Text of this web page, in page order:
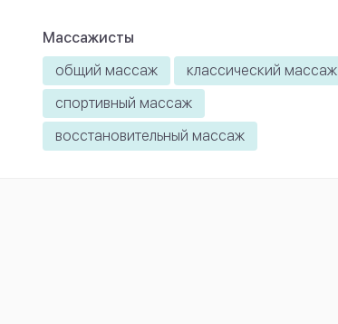
Массажисты
общий массаж
классический массаж
спортивный массаж
восстановительный массаж